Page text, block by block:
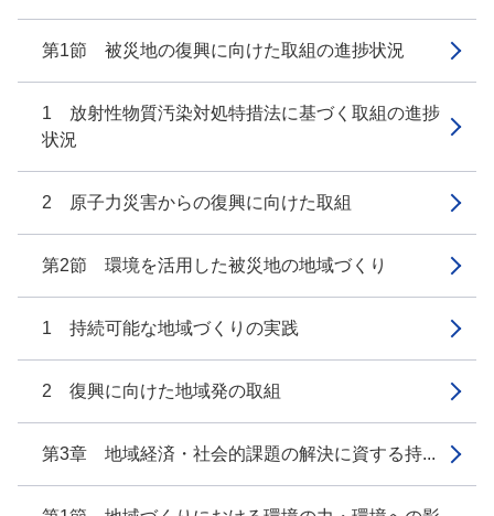
第1節 被災地の復興に向けた取組の進捗状況
1 放射性物質汚染対処特措法に基づく取組の進捗
状況
2 原子力災害からの復興に向けた取組
第2節 環境を活用した被災地の地域づくり
1 持続可能な地域づくりの実践
2 復興に向けた地域発の取組
第3章 地域経済・社会的課題の解決に資する持...